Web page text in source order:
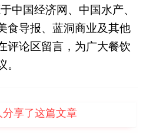
中国经济网、中国水产、
食导报、蓝洞商业及其他
评论区留言，为广大餐饮
分享了这篇文章